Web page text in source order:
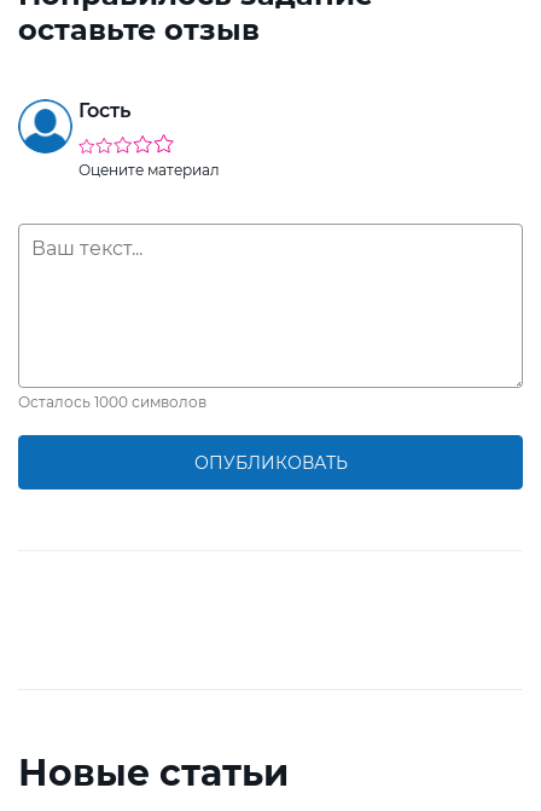
оставьте отзыв
Гость
Оцените материал
Осталось 1000 символов
ОПУБЛИКОВАТЬ
Новые статьи